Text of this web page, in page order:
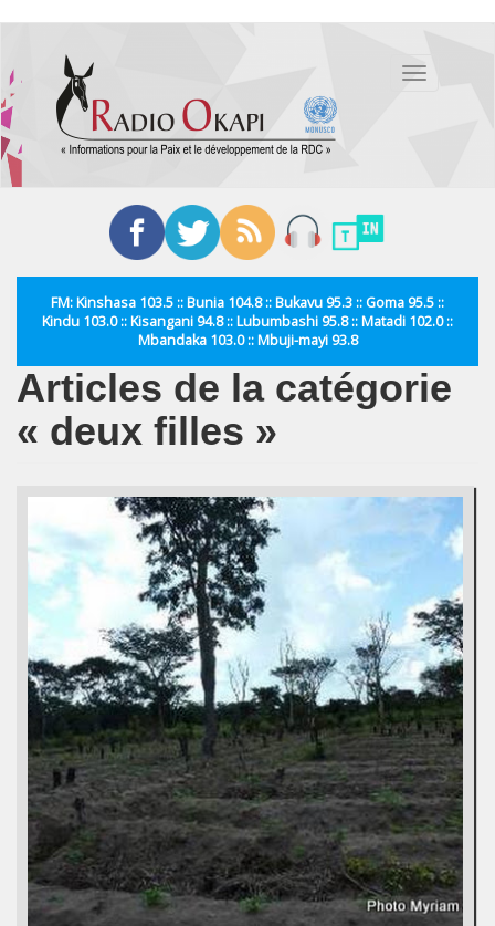
contenu
principal
Toggle
FM: Kinshasa 103.5 :: Bunia 104.8 :: Bukavu 95.3 :: Goma 95.5 ::
Kindu 103.0 :: Kisangani 94.8 :: Lubumbashi 95.8 :: Matadi 102.0 ::
Mbandaka 103.0 :: Mbuji-mayi 93.8
Articles de la catégorie
« deux filles »